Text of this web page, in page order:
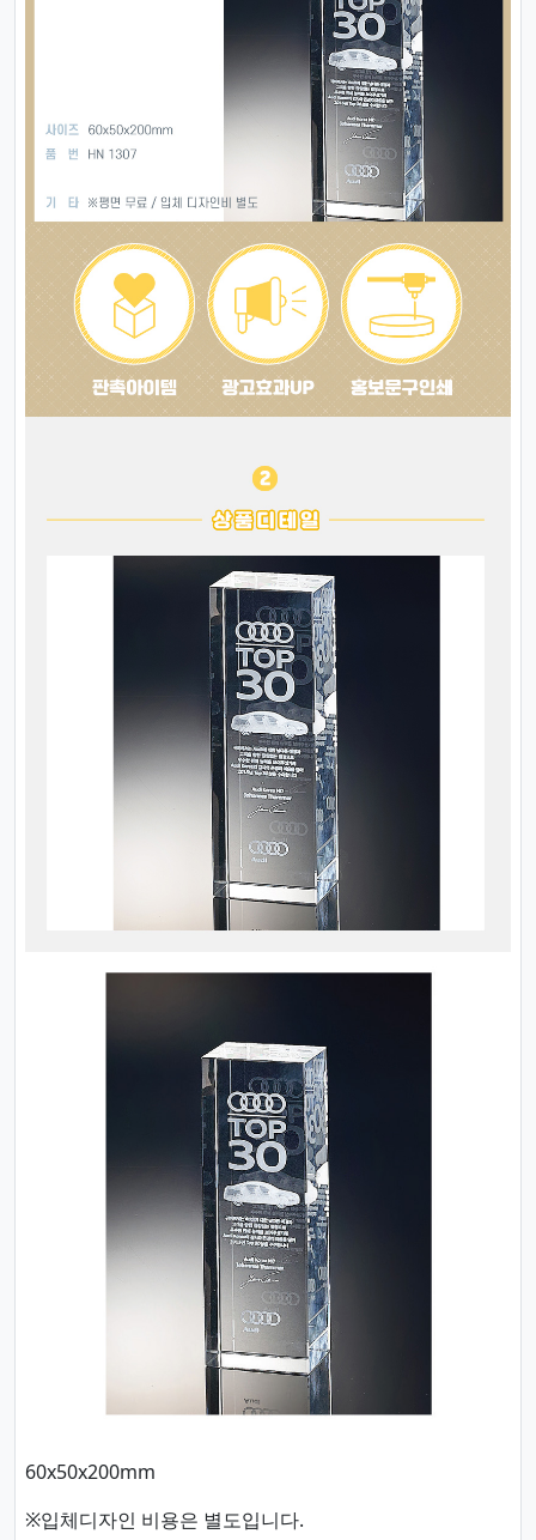
60x50x200mm
※입체디자인 비용은 별도입니다.